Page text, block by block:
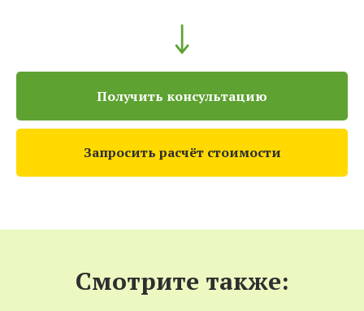
Получить консультацию
Запросить расчёт стоимости
Смотрите также: